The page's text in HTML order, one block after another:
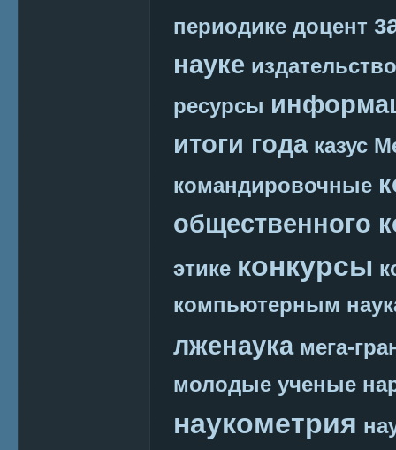
периодике доцент
науке издательство
ресурсы
итоги года казус
командировочные
общественного
этике конкурсы
компьютерным
лженаука мега-
молодые ученые
наукометрия